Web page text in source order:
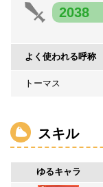
2038
よく使われる呼称
トーマス
スキル
ゆるキャラ